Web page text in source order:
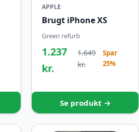
APPLE
Brugt iPhone XS
Green refurb
1.237
kr.
1.649
kr.
Spar
25%
Se produkt →